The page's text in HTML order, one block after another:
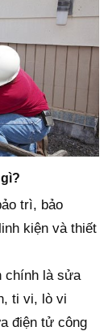
trì, bảo
kiện và thiết
chính là sửa
ti vi, lò vi
điện tử công